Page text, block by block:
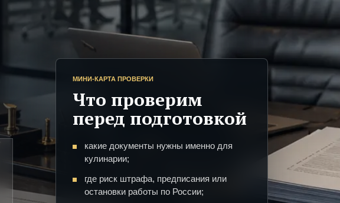
МИНИ-КАРТА ПРОВЕРКИ
Что проверим
перед подготовкой
какие документы нужны именно для
кулинарии;
где риск штрафа, предписания или
остановки работы по России;